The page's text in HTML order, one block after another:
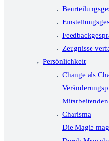
Zeugnisse
Persönlichkeit
Change als
Mitarbeitenden
Charisma
Die Magie